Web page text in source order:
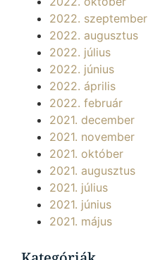
2022. szeptember
2022. augusztus
2022. július
2022. június
2022. április
2022. február
2021. december
2021. november
2021. október
2021. augusztus
2021. július
2021. június
2021. május